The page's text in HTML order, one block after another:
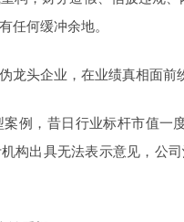
任何缓冲余地。
龙头企业，在业绩真相面前
例，昔日行业标杆市值一
构出具无法表示意见，公